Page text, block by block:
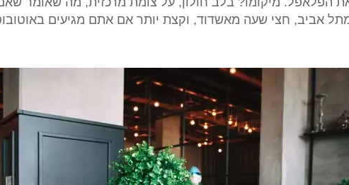
אביב, חצי שעה מאשדוד, וקצת יותר אם אתם מגיעים